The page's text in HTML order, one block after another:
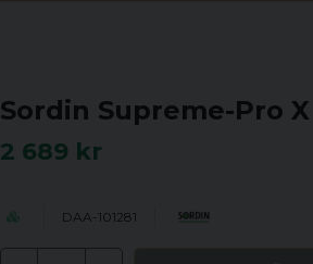
Sordin Supreme-Pro X
2 689 kr
DAA-101281